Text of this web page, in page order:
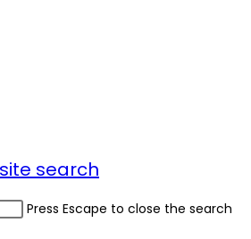
search
Press Escape to close the search